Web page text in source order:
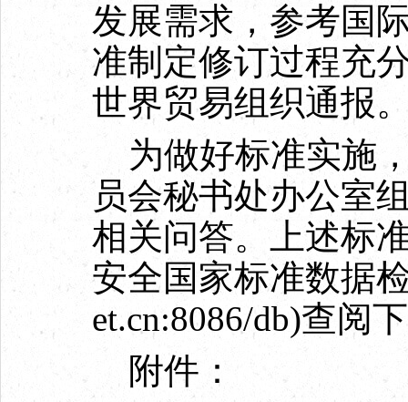
发展需求，参考国
准制定修订过程充
世界贸易组织通报
为做好标准实施
员会秘书处办公室
相关问答。上述标
安全国家标准数据
et.cn:8086/db)查阅
附件：